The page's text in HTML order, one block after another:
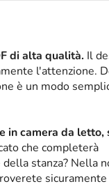
di alta qualità. Il
l'attenzione.
è un modo
in camera da letto,
che completerà
stanza? Nella